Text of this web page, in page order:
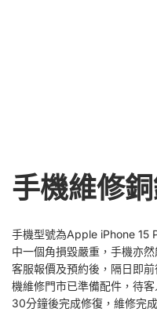
手機維修
手機型號為Apple iPhone 15
中一個角損毀嚴重，手機亦
客服報價及預約後，隔日即
機維修門市已準備配件，待
30分鐘後完成修復，維修完